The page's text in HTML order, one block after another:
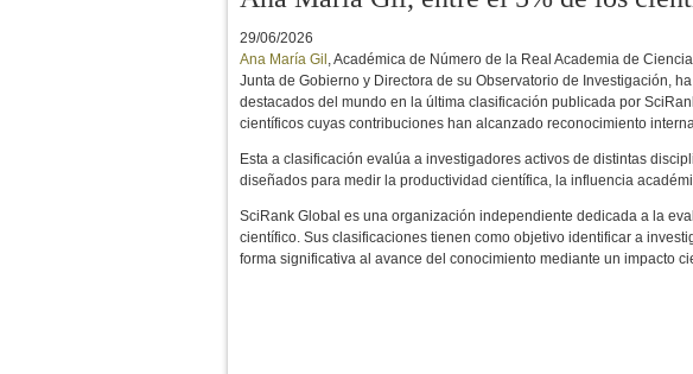
29/06/2026
Ana María Gil , Académica de Número de la Real Academia de
Junta de Gobierno y Directora de su Observatorio de Investigación,
destacados del mundo en la última clasificación publicada por
científicos cuyas contribuciones han alcanzado reconocimiento
Esta a clasificación evalúa a investigadores activos de distintas
diseñados para medir la productividad científica, la influencia
SciRank Global es una organización independiente dedicada a la
científico. Sus clasificaciones tienen como objetivo identificar a
forma significativa al avance del conocimiento mediante un impacto